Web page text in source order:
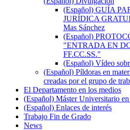
(Español) GUÍA
JURÍDICA
Mas Sánchez
(Español)
"ENTRADA EN
FF.CC.SS."
(Español) Vídeo
(Español) Píldoras en
creadas por el grupo de
El Departamento en los medios
(Español) Máster Universitario
(Español) Enlaces de interés
Trabajo Fin de Grado
News